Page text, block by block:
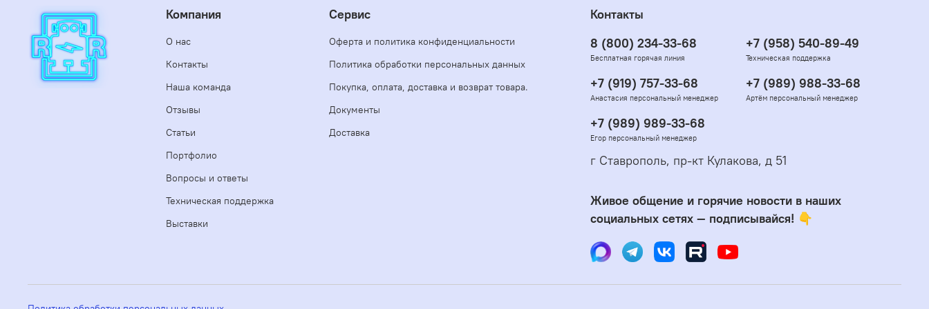
Компания
О нас
Контакты
Наша команда
Отзывы
Статьи
Портфолио
Вопросы и ответы
Техническая поддержка
Выставки
Сервис
Оферта и политика конфиденциальности
Политика обработки персональных данных
Покупка, оплата, доставка и возврат товара.
Документы
Доставка
Контакты
8 (800) 234-33-68
Бесплатная горячая линия
+7 (958) 540-89-49
Техническая поддержка
+7 (919) 757-33-68
Анастасия персональный менеджер
+7 (989) 988-33-68
Артём персональный менеджер
+7 (989) 989-33-68
Егор персональный менеджер
г Ставрополь, пр-кт Кулакова, д 51
Живое общение и горячие новости в наших
социальных сетях — подписывайся! 👇